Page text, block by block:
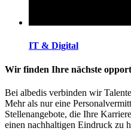
IT & Digital
Wir finden Ihre nächste
Bei albedis verbinden wir
Mehr als nur eine
Stellenangebote, die Ihre
einen nachhaltigen Eindruck zu